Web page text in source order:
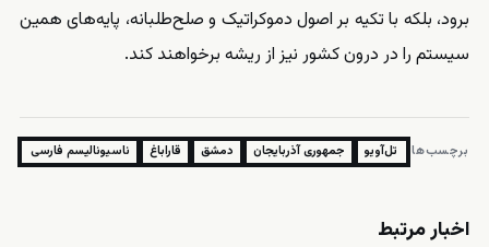
برود، بلکه با تکیه بر اصول دموکراتیک و صلح‌طلبانه، پایه‌های همین
سیستم را در درون کشور نیز از ریشه برخواهند کند.
برچسب‌ها: تل‌آویو جمهوری آذربایجان دمشق قاراباغ ناسیونالیسم فارسی
اخبار مرتبط